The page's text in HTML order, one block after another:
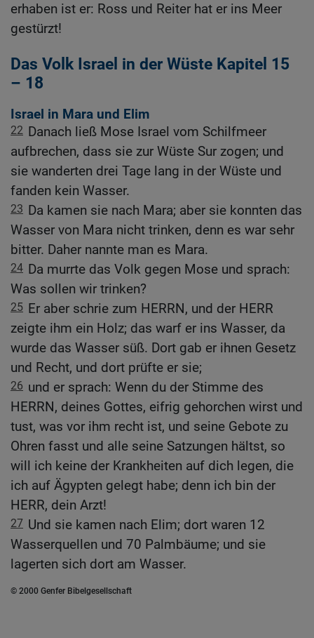
erhaben ist er: Ross und Reiter hat er ins Meer
gestürzt!
Das Volk Israel in der Wüste Kapitel 15
– 18
Israel in Mara und Elim
22 Danach ließ Mose Israel vom Schilfmeer
aufbrechen, dass sie zur Wüste Sur zogen; und
sie wanderten drei Tage lang in der Wüste und
fanden kein Wasser.
23 Da kamen sie nach Mara; aber sie konnten das
Wasser von Mara nicht trinken, denn es war sehr
bitter. Daher nannte man es Mara.
24 Da murrte das Volk gegen Mose und sprach:
Was sollen wir trinken?
25 Er aber schrie zum HERRN, und der HERR
zeigte ihm ein Holz; das warf er ins Wasser, da
wurde das Wasser süß. Dort gab er ihnen Gesetz
und Recht, und dort prüfte er sie;
26 und er sprach: Wenn du der Stimme des
HERRN, deines Gottes, eifrig gehorchen wirst und
tust, was vor ihm recht ist, und seine Gebote zu
Ohren fasst und alle seine Satzungen hältst, so
will ich keine der Krankheiten auf dich legen, die
ich auf Ägypten gelegt habe; denn ich bin der
HERR, dein Arzt!
27 Und sie kamen nach Elim; dort waren 12
Wasserquellen und 70 Palmbäume; und sie
lagerten sich dort am Wasser.
© 2000 Genfer Bibelgesellschaft